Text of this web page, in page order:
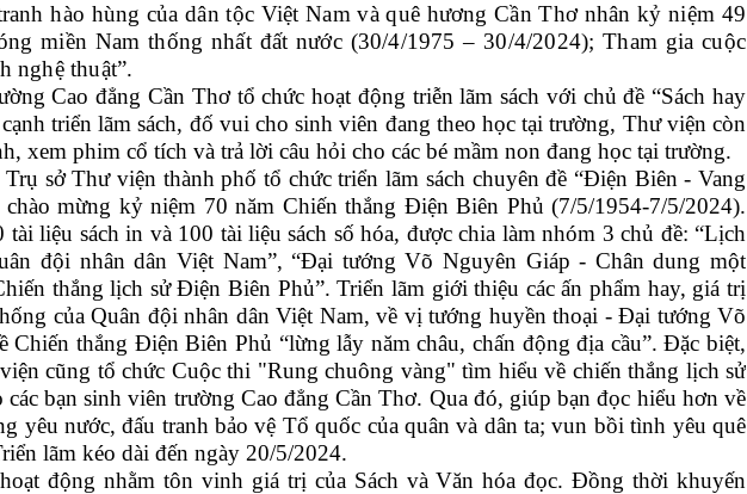
hào hùng của dân tộc Việt Nam và quê hương Cần Thơ nhân kỷ niệm 49
miền Nam thống nhất đất nước (30/4/1975 – 30/4/2024); Tham gia cuộc
nghệ thuật”.
Cao đẳng Cần Thơ tổ chức hoạt động triễn lãm sách với chủ đề “Sách hay
triển lãm sách, đố vui cho sinh viên đang theo học tại trường, Thư viện còn
xem phim cổ tích và trả lời câu hỏi cho các bé mầm non đang học tại trường.
sở Thư viện thành phố tổ chức triển lãm sách chuyên đề “Ðiện Biên - Vang
chào mừng kỷ niệm 70 năm Chiến thắng Ðiện Biên Phủ (7/5/1954-7/5/2024).
liệu sách in và 100 tài liệu sách số hóa, được chia làm nhóm 3 chủ đề: “Lịch
đội nhân dân Việt Nam”, “Ðại tướng Võ Nguyên Giáp - Chân dung một
thắng lịch sử Ðiện Biên Phủ”. Triển lãm giới thiệu các ấn phẩm hay, giá trị
của Quân đội nhân dân Việt Nam, về vị tướng huyền thoại - Ðại tướng Võ
Chiến thắng Ðiện Biên Phủ “lừng lẫy năm châu, chấn động địa cầu”. Đặc biệt,
cũng tổ chức Cuộc thi "Rung chuông vàng" tìm hiểu về chiến thắng lịch sử
bạn sinh viên trường Cao đẳng Cần Thơ. Qua đó, giúp bạn đọc hiểu hơn về
yêu nước, đấu tranh bảo vệ Tổ quốc của quân và dân ta; vun bồi tình yêu quê
lãm kéo dài đến ngày 20/5/2024.
động nhằm tôn vinh giá trị của Sách và Văn hóa đọc. Đồng thời khuyến